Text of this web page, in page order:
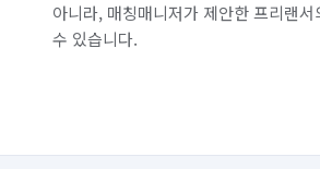
아니라, 매칭매니저가 제안한 프리랜
수 있습니다.